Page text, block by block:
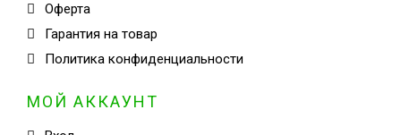
Оферта
Гарантия на товар
Политика конфиденциальности
МОЙ АККАУНТ